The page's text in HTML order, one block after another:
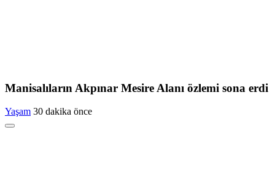
Manisalıların Akpınar Mesire Alanı özlemi sona erdi
Yaşam 30 dakika önce